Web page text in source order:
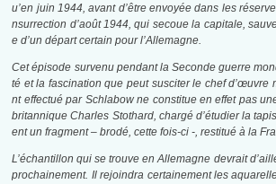
u’en juin 1944, avant d’être envoyée dans les
nsurrection d’août 1944, qui secoue la capitale,
e d’un départ certain pour l’Allemagne.
Cet épisode survenu pendant la Seconde guerre
té et la fascination que peut susciter le chef d’œuvre
nt effectué par Schlabow ne constitue en effet pas
britannique Charles Stothard, chargé d’étudier la
ent un fragment – brodé, cette fois-ci -, restitué à la
L’échantillon qui se trouve en Allemagne devrait
prochainement. Il rejoindra certainement les